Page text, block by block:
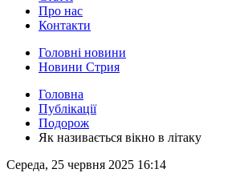
Про нас
Контакти
Головні новини
Новини Стрия
Головна
Публікації
Подорож
Як називається вікно в літаку
Середа, 25 червня 2025 16:14